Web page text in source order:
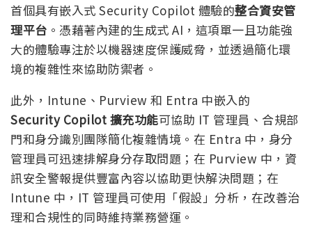
首個具有嵌入式 Security Copilot 體驗的整合資安管
理平台 。憑藉著內建的生成式 AI，這項單一且功能強
大的體驗專注於以機器速度保護威脅，並透過簡化環
境的複雜性來協助防禦者。
此外，Intune、Purview 和 Entra 中嵌入的
Security Copilot 擴充功能可協助 IT 管理員、合規部
門和身分識別團隊簡化複雜情境。在 Entra 中，身分
管理員可迅速排解身分存取問題；在 Purview 中，資
訊安全警報提供豐富內容以協助更快解決問題；在
Intune 中，IT 管理員可使用「假設」分析，在改善治
理和合規性的同時維持業務營運。